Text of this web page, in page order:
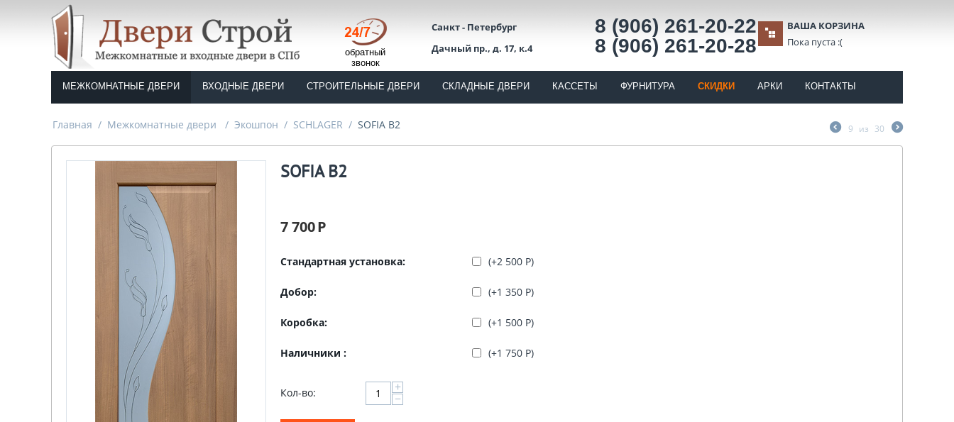
обратный
звонок
Санкт - Петербург
Дачный пр., д. 17, к.4
8 (906) 261-20-22
8 (906) 261-20-28
ВАША КОРЗИНА
Пока пуста :(
МЕЖКОМНАТНЫЕ ДВЕРИ ВХОДНЫЕ ДВЕРИ СТРОИТЕЛЬНЫЕ ДВЕРИ СКЛАДНЫЕ ДВЕРИ КАССЕТЫ ФУРНИТУРА СКИДКИ АРКИ КОНТАКТЫ
Главная / Межкомнатные двери / Экошпон / SCHLAGER / SOFIA B2 9 из 30
SOFIA B2
7 700Р
Стандартная установка: (+2 500 Р)
Добор: (+1 350 Р)
Коробка: (+1 500 Р)
Наличники : (+1 750 Р)
Кол-во: +
−